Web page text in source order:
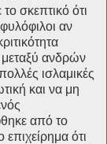
σκεπτικό ότι
αν
μεταξύ ανδρών
ισλαμικές
και να μη
από το
ότι